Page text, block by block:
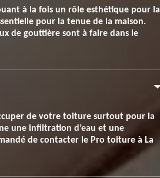
à la fois un rôle esthétique pour la
pour la tenue de la maison.
de gouttière sont à faire dans le
de votre toiture surtout pour la
une infiltration d’eau et une
de contacter le Pro toiture à La